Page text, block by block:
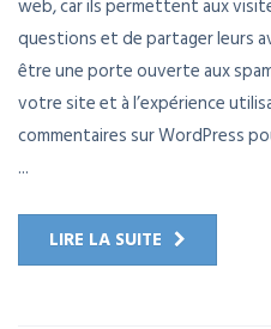
web, car ils permettent aux
questions et de partager leurs
être une porte ouverte aux
votre site et à l’expérience
commentaires sur WordPress
...
LIRE LA SUITE